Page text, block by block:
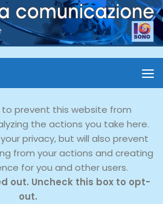
to prevent this website from
the actions you take here.
privacy, but will also prevent
from your actions and creating
for you and other users.
out. Uncheck this box to opt-
out.